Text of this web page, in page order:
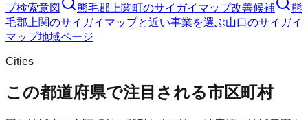
プ検索意図 熊毛郡上関町のサイガイマップ改善候補
熊
毛郡上関のサイガイマップと近い事業を選ぶ山口のサイガイ
マップ地域ページ
Cities
この都道府県で注目される市区町村